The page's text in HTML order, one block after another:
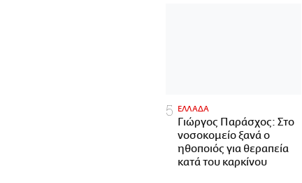
ΕΛΛΑΔΑ
Γιώργος Παράσχος: Στο
νοσοκομείο ξανά ο
ηθοποιός για θεραπεία
κατά του καρκίνου